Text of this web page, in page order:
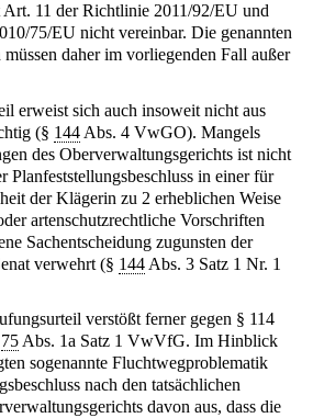
11 der Richtlinie 2011/92/EU und
75/EU nicht vereinbar. Die genannten
daher im vorliegenden Fall außer
erweist sich auch insoweit nicht aus
(§ 144 Abs. 4 VwGO). Mangels
des Oberverwaltungsgerichts ist nicht
Planfeststellungsbeschluss in einer für
der Klägerin zu 2 erheblichen Weise
artenschutzrechtliche Vorschriften
Sachentscheidung zugunsten der
verwehrt (§ 144 Abs. 3 Satz 1 Nr. 1
verstößt ferner gegen § 114
75 Abs. 1a Satz 1 VwVfG. Im Hinblick
sogenannte Fluchtwegproblematik
nach den tatsächlichen
davon aus, dass die